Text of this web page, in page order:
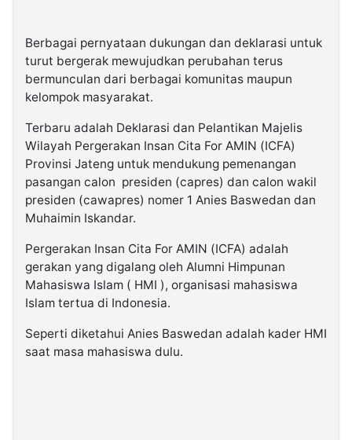
Berbagai pernyataan dukungan dan deklarasi untuk
turut bergerak mewujudkan perubahan terus
bermunculan dari berbagai komunitas maupun
kelompok masyarakat.
Terbaru adalah Deklarasi dan Pelantikan Majelis
Wilayah Pergerakan Insan Cita For AMIN (ICFA)
Provinsi Jateng untuk mendukung pemenangan
pasangan calon presiden (capres) dan calon wakil
presiden (cawapres) nomer 1 Anies Baswedan dan
Muhaimin Iskandar.
Pergerakan Insan Cita For AMIN (ICFA) adalah
gerakan yang digalang oleh Alumni Himpunan
Mahasiswa Islam ( HMI ), organisasi mahasiswa
Islam tertua di Indonesia.
Seperti diketahui Anies Baswedan adalah kader HMI
saat masa mahasiswa dulu.